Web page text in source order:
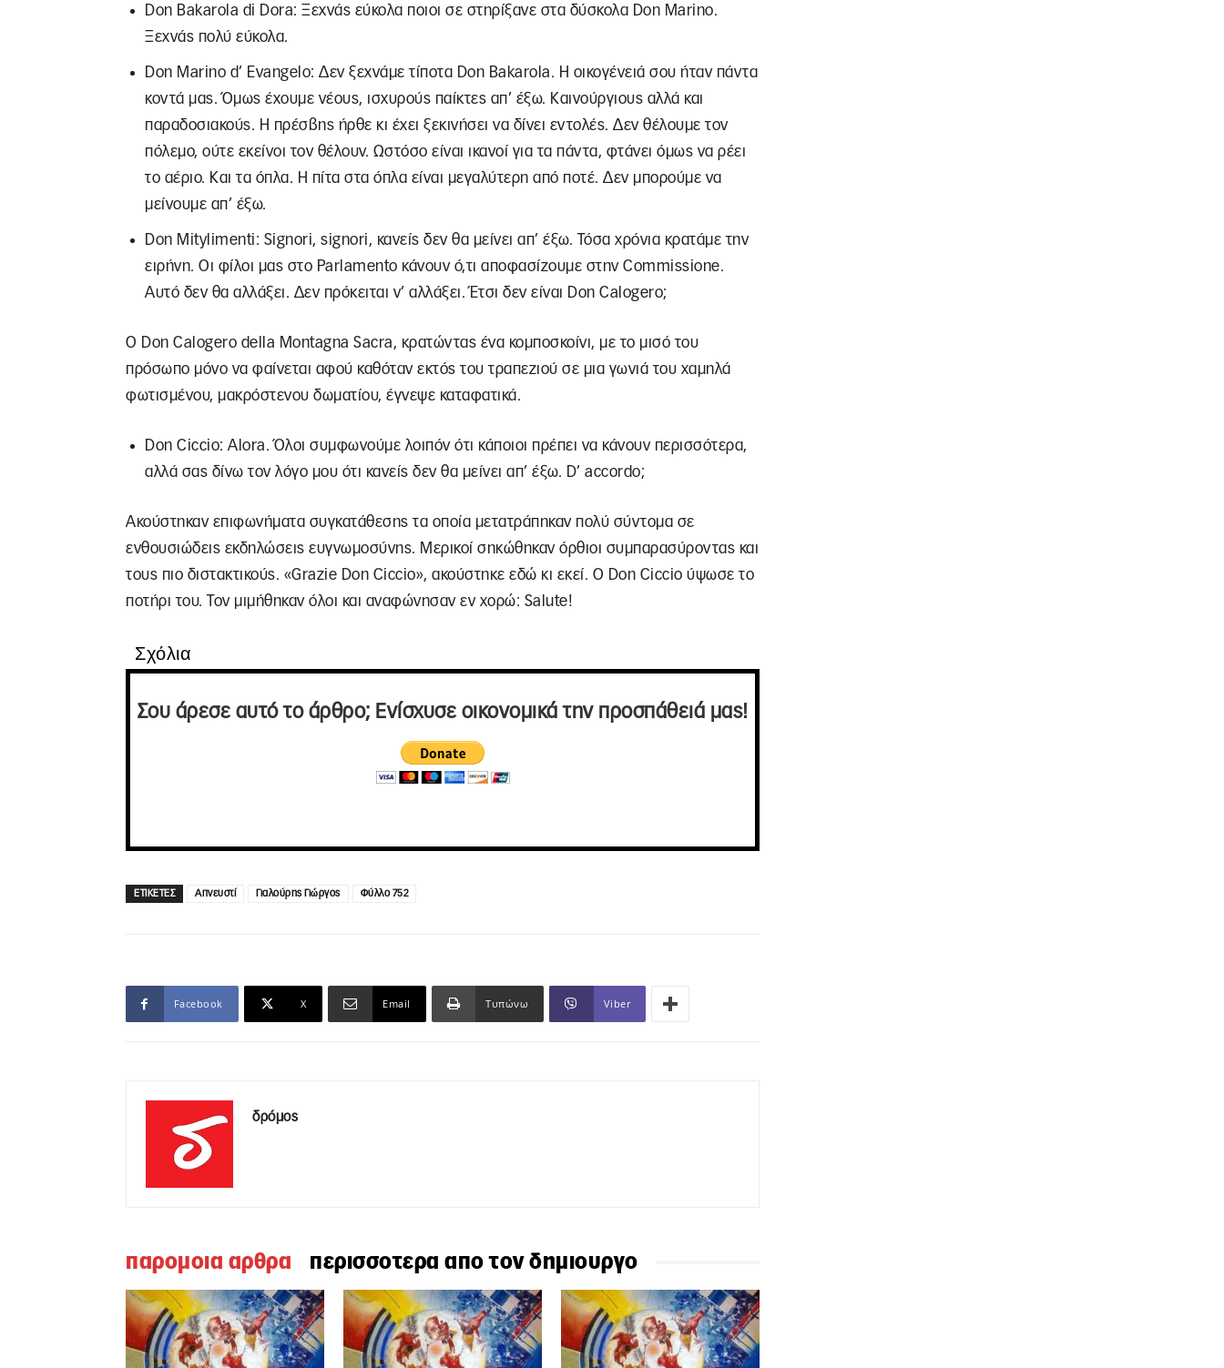
Don Bakarola di Dora: Ξεχνάς εύκολα ποιοι σε στηρίξανε στα δύσκολα Don Marino.
Ξεχνάς πολύ εύκολα.
Don Marino d’ Evangelo: Δεν ξεχνάμε τίποτα Don Bakarola. Η οικογένειά σου ήταν πάντα
κοντά μας. Όμως έχουμε νέους, ισχυρούς παίκτες απ’ έξω. Καινούργιους αλλά και
παραδοσιακούς. Η πρέσβης ήρθε κι έχει ξεκινήσει να δίνει εντολές. Δεν θέλουμε τον
πόλεμο, ούτε εκείνοι τον θέλουν. Ωστόσο είναι ικανοί για τα πάντα, φτάνει όμως να ρέει
το αέριο. Και τα όπλα. Η πίτα στα όπλα είναι μεγαλύτερη από ποτέ. Δεν μπορούμε να
μείνουμε απ’ έξω.
Don Mitylimenti: Signori, signori, κανείς δεν θα μείνει απ’ έξω. Τόσα χρόνια κρατάμε την
ειρήνη. Οι φίλοι μας στο Parlamento κάνουν ό,τι αποφασίζουμε στην Commissione.
Αυτό δεν θα αλλάξει. Δεν πρόκειται ν’ αλλάξει. Έτσι δεν είναι Don Calogero;
O Don Calogero della Montagna Sacra, κρατώντας ένα κομποσκοίνι, με το μισό του
πρόσωπο μόνο να φαίνεται αφού καθόταν εκτός του τραπεζιού σε μια γωνιά του χαμηλά
φωτισμένου, μακρόστενου δωματίου, έγνεψε καταφατικά.
Don Ciccio: Alora. Όλοι συμφωνούμε λοιπόν ότι κάποιοι πρέπει να κάνουν περισσότερα,
αλλά σας δίνω τον λόγο μου ότι κανείς δεν θα μείνει απ’ έξω. D’ accordo;
Ακούστηκαν επιφωνήματα συγκατάθεσης τα οποία μετατράπηκαν πολύ σύντομα σε
ενθουσιώδεις εκδηλώσεις ευγνωμοσύνης. Μερικοί σηκώθηκαν όρθιοι συμπαρασύροντας και
τους πιο διστακτικούς. «Grazie Don Ciccio», ακούστηκε εδώ κι εκεί. Ο Don Ciccio ύψωσε το
ποτήρι του. Τον μιμήθηκαν όλοι και αναφώνησαν εν χορώ: Salute!
Σχόλια
Σου άρεσε αυτό το άρθρο; Ενίσχυσε οικονομικά την προσπάθειά μας!
ΕΤΙΚΕΤΕΣ Απνευστί Γιαλούρης Γιώργος Φύλλο 752
Facebook X Email Τυπώνω Viber
δρόμος
παρομοια αρθρα περισσοτερα απο τον δημιουργο